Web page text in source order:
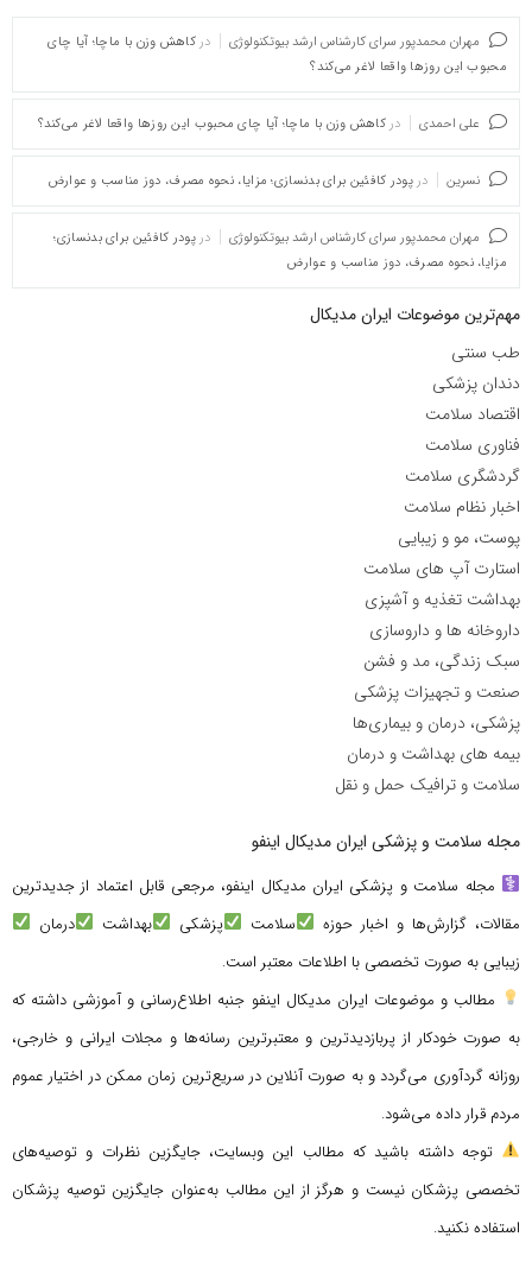
مهران محمدپور سرای کارشناس ارشد بیوتکنولوژی در کاهش وزن با ماچا؛ آیا چای
محبوب این روزها واقعا لاغر می‌کند؟
علی احمدی در کاهش وزن با ماچا؛ آیا چای محبوب این روزها واقعا لاغر می‌کند؟
نسرین در پودر کافئین برای بدنسازی؛ مزایا، نحوه مصرف، دوز مناسب و عوارض
مهران محمدپور سرای کارشناس ارشد بیوتکنولوژی در پودر کافئین برای بدنسازی؛
مزایا، نحوه مصرف، دوز مناسب و عوارض
مهم‌ترین موضوعات ایران مدیکال
طب سنتی
دندان پزشکی
اقتصاد سلامت
فناوری سلامت
گردشگری سلامت
اخبار نظام سلامت
پوست، مو و زیبایی
استارت آپ های سلامت
بهداشت تغذیه و آشپزی
داروخانه ها و داروسازی
سبک زندگی، مد و فشن
صنعت و تجهیزات پزشکی
پزشکی، درمان و بیماری‌ها
بیمه های بهداشت و درمان
سلامت و ترافیک حمل و نقل
مجله سلامت و پزشکی ایران مدیکال اینفو
مجله سلامت و پزشکی ایران مدیکال اینفو، مرجعی قابل اعتماد از جدیدترین
مقالات، گزارش‌ها و اخبار حوزه
سلامت پزشکی بهداشت
درمان
زیبایی به صورت تخصصی با اطلاعات معتبر است.
مطالب و موضوعات ایران مدیکال اینفو جنبه اطلاع‌رسانی و آموزشی داشته که
به صورت خودکار از پربازدیدترین و معتبرترین رسانه‌ها و مجلات ایرانی و خارجی،
روزانه گردآوری می‌گردد و به صورت آنلاین در سریع‌ترین زمان ممکن در اختیار عموم
مردم قرار داده می‌شود.
توجه داشته باشید که مطالب این وبسایت، جایگزین نظرات و توصیه‌های
تخصصی پزشکان نیست و هرگز از این مطالب به‌عنوان جایگزین توصیه پزشکان
استفاده نکنید.